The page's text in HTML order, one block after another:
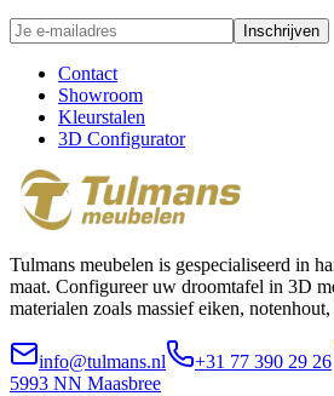
Inschrijven
Contact
Showroom
Kleurstalen
3D Configurator
Tulmans meubelen is gespecialiseerd in
maat. Configureer uw droomtafel in 3D
materialen zoals massief eiken,
info@tulmans.nl +31 77 390 29 26
5993 NN Maasbree